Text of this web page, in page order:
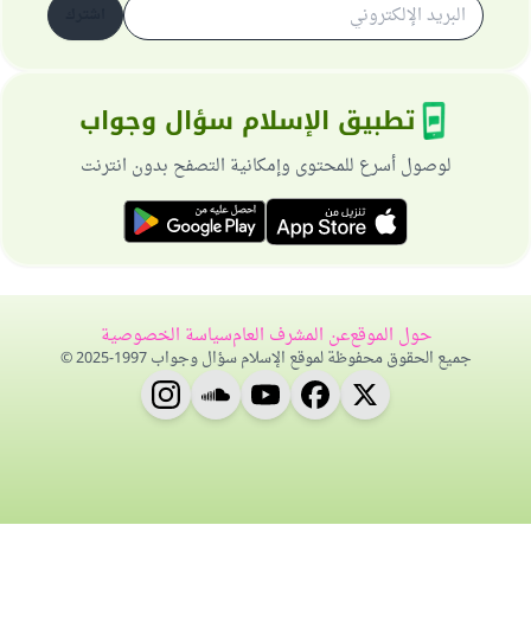
اشترك
تطبيق الإسلام سؤال وجواب
لوصول أسرع للمحتوى وإمكانية التصفح بدون انترنت
حول الموقععن المشرف العامسياسة الخصوصية
جميع الحقوق محفوظة لموقع الإسلام سؤال وجواب 1997-2025 ©